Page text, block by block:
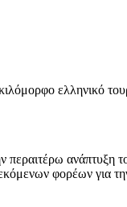
ελληνικό
περαιτέρω ανάπτυξη
φορέων για